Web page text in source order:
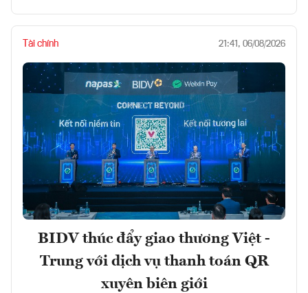
Tài chính 21:41, 06/08/2026
BIDV thúc đẩy giao thương Việt -
Trung với dịch vụ thanh toán QR
xuyên biên giới